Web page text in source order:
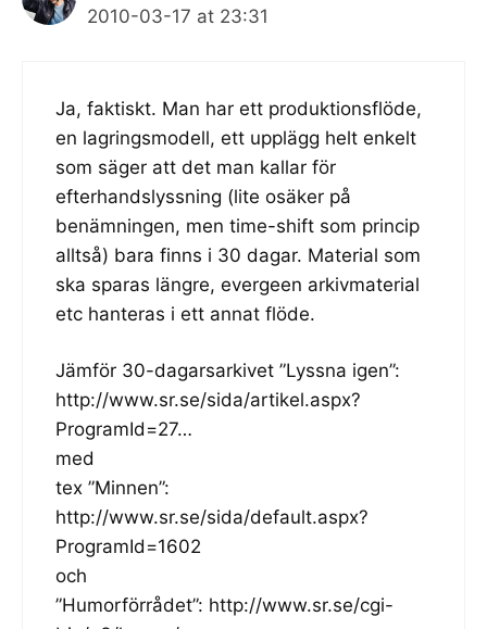
2010-03-17 at 23:31
Ja, faktiskt. Man har ett produktionsflöde,
en lagringsmodell, ett upplägg helt enkelt
som säger att det man kallar för
efterhandslyssning (lite osäker på
benämningen, men time-shift som princip
alltså) bara finns i 30 dagar. Material som
ska sparas längre, evergeen arkivmaterial
etc hanteras i ett annat flöde.
Jämför 30-dagarsarkivet ”Lyssna igen”:
http://www.sr.se/sida/artikel.aspx?
ProgramId=27…
med
tex ”Minnen”:
http://www.sr.se/sida/default.aspx?
ProgramId=1602
och
”Humorförrådet”: http://www.sr.se/cgi-